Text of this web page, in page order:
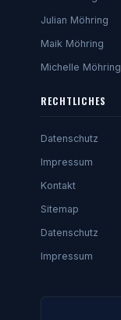
Julian Möhring
Maik Möhring
Michelle Möhring
RECHTLICHES
Datenschutz
Impressum
Kontakt
Sitemap
Datenschutz
Impressum